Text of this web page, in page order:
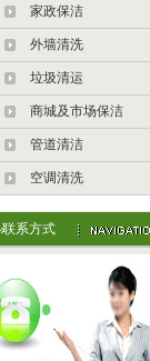
家政保洁
外墙清洗
垃圾清运
商城及市场保洁
管道清洁
空调清洗
联系方式